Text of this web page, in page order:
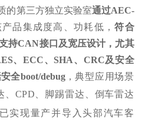
的第三方独立实验室通过AEC-
产品集成度高、功耗低，符合
持CAN接口及宽压设计，尤其
、ECC、SHA、CRC及安全
全boot/debug，典型应用场景
、CPD、脚踢雷达、倒车雷达
实现量产并导入头部汽车客